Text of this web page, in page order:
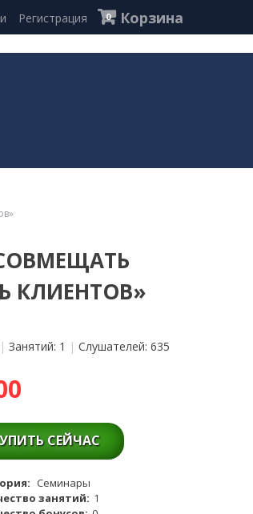
Регистрация 0 Корзина
КЛИЕНТОВ»
Занятий: 1 Слушателей: 635
СЕЙЧАС
Семинары
занятий: 1